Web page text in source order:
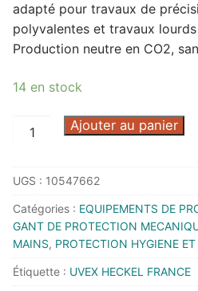
adapté pour travaux de
polyvalentes et travaux lourds
Production neutre en CO2,
14 en stock
quantité
PHYNOMIC
PRO
T12
-
6006212
Ajouter au panier
UGS : 10547662
Catégories : EQUIPEMENTS DE
GANT DE PROTECTION
MAINS, PROTECTION HYGIENE
Étiquette : UVEX HECKEL FRANCE